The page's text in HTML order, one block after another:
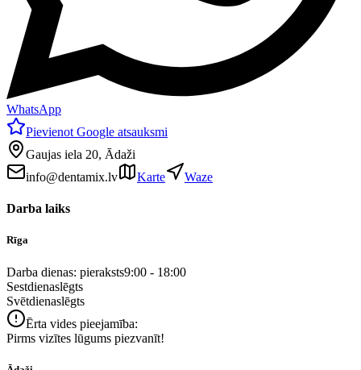
WhatsApp
Pievienot Google atsauksmi
Gaujas iela 20, Ādaži
info@dentamix.lv
Karte Waze
Darba laiks
Rīga
Darba dienas: pieraksts9:00 - 18:00
Sestdienaslēgts
Svētdienaslēgts
Ērta vides pieejamība:
Pirms vizītes lūgums piezvanīt!